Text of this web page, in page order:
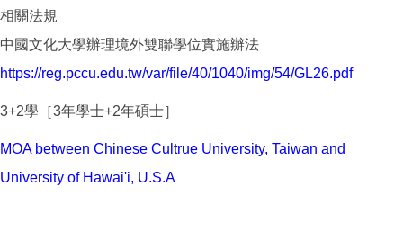
相關法規
中國文化大學辦理境外雙聯學位實施辦法​
https://reg.pccu.edu.tw/var/file/40/1040/img/54/GL26.pdf
3+2學［3年學士+2年碩士］
MOA between Chinese Cultrue University, Taiwan and
University of Hawai'i, U.S.A